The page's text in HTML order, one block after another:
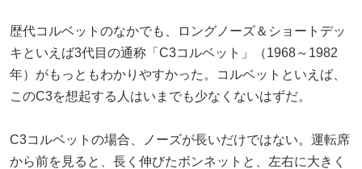
歴代コルベットのなかでも、ロングノーズ＆ショートデッ
キといえば3代目の通称「C3コルベット」（1968～1982
年）がもっともわかりやすかった。コルベットといえば、
このC3を想起する人はいまでも少なくないはずだ。
C3コルベットの場合、ノーズが長いだけではない。運転席
から前を見ると、長く伸びたボンネットと、左右に大きく